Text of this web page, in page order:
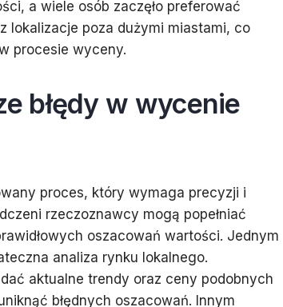
a wiele osób zaczęło preferować
lokalizacje poza dużymi miastami, co
procesie wyceny.
błędy w wycenie
proces, który wymaga precyzji i
rzeczoznawcy mogą popełniać
oszacowań wartości. Jednym
analiza rynku lokalnego.
aktualne trendy oraz ceny podobnych
błędnych oszacowań. Innym